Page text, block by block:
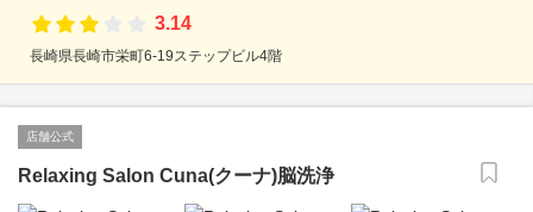
3.14
長崎県長崎市栄町6-19ステップビル4階
店舗公式
Relaxing Salon Cuna(クーナ)脳洗浄